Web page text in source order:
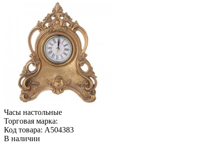
Часы настольные
Торговая марка:
Код товара: A504383
В наличии